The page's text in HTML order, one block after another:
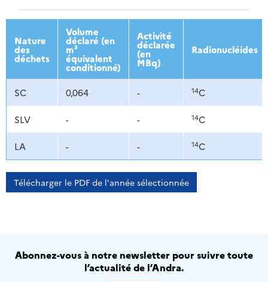
2013 2014 2015 2016
Nature
des
déchets
Volume
déclaré (en
m³
équivalent
conditionné)
Activité
déclarée
(en
MBq)
Radionucléides
SC 0,064 - 14C
SLV - - 14C
LA - - 14C
Télécharger le PDF de l'année sélectionnée
Abonnez-vous à notre newsletter pour suivre toute
l’actualité de l’Andra.